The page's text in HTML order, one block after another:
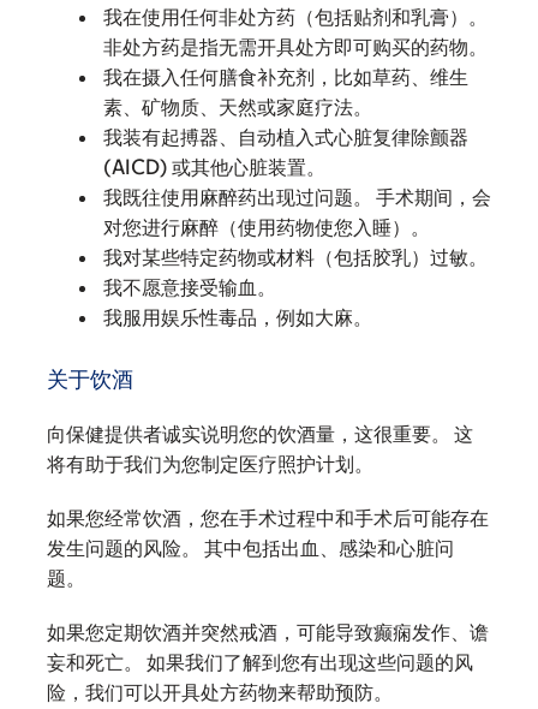
我在使用任何非处方药（包括贴剂和乳膏）。
非处方药是指无需开具处方即可购买的药物。
我在摄入任何膳食补充剂，比如草药、维生
素、矿物质、天然或家庭疗法。
我装有起搏器、自动植入式心脏复律除颤器
(AICD) 或其他心脏装置。
我既往使用麻醉药出现过问题。 手术期间，会
对您进行麻醉（使用药物使您入睡）。
我对某些特定药物或材料（包括胶乳）过敏。
我不愿意接受输血。
我服用娱乐性毒品，例如大麻。
关于饮酒
向保健提供者诚实说明您的饮酒量，这很重要。 这
将有助于我们为您制定医疗照护计划。
如果您经常饮酒，您在手术过程中和手术后可能存在
发生问题的风险。 其中包括出血、感染和心脏问
题。
如果您定期饮酒并突然戒酒，可能导致癫痫发作、谵
妄和死亡。 如果我们了解到您有出现这些问题的风
险，我们可以开具处方药物来帮助预防。